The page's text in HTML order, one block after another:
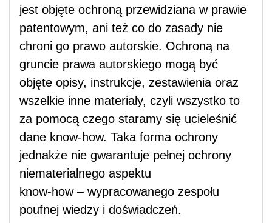
jest objęte ochroną przewidziana w prawie
patentowym, ani też co do zasady nie
chroni go prawo autorskie. Ochroną na
gruncie prawa autorskiego mogą być
objęte opisy, instrukcje, zestawienia oraz
wszelkie inne materiały, czyli wszystko to
za pomocą czego staramy się ucieleśnić
dane know-how. Taka forma ochrony
jednakże nie gwarantuje pełnej ochrony
niematerialnego aspektu
know-how – wypracowanego zespołu
poufnej wiedzy i doświadczeń.